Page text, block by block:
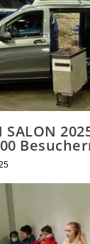
SALON